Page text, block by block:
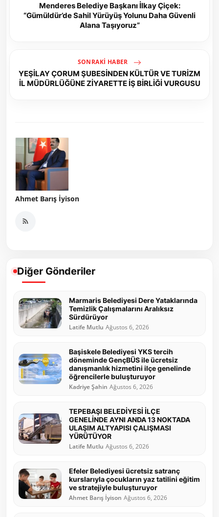
Menderes Belediye Başkanı İlkay Çiçek:
“Gümüldür’de Sahil Yürüyüş Yolunu Daha Güvenli
Alana Taşıyoruz”
SONRAKI HABER
YEŞİLAY ÇORUM ŞUBESİNDEN KÜLTÜR VE TURİZM
İL MÜDÜRLÜĞÜNE ZİYARETTE İŞ BİRLİĞİ VURGUSU
Ahmet Barış İyison
Diğer Gönderiler
Marmaris Belediyesi Dere Yataklarında
Temizlik Çalışmalarını Aralıksız
Sürdürüyor
Latife Mutlu Ağustos 6, 2026
Başiskele Belediyesi YKS tercih
döneminde GençBÜS ile ücretsiz
danışmanlık hizmetini ilçe genelinde
öğrencilerle buluşturuyor
Kadriye Şahin Ağustos 6, 2026
TEPEBAŞI BELEDİYESİ İLÇE
GENELİNDE AYNI ANDA 13 NOKTADA
ULAŞIM ALTYAPISI ÇALIŞMASI
YÜRÜTÜYOR
Latife Mutlu Ağustos 6, 2026
Efeler Belediyesi ücretsiz satranç
kurslarıyla çocukların yaz tatilini eğitim
ve stratejiyle buluşturuyor
Ahmet Barış İyison Ağustos 6, 2026